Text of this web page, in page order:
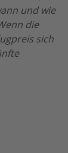
und wie
die
sich